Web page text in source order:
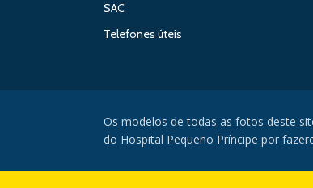
SAC
Telefones úteis
Os modelos de todas as fotos deste
do Hospital Pequeno Príncipe por